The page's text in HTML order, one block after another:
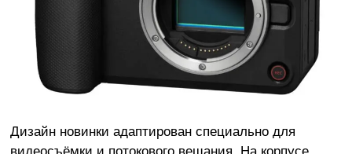
Дизайн новинки адаптирован специально для